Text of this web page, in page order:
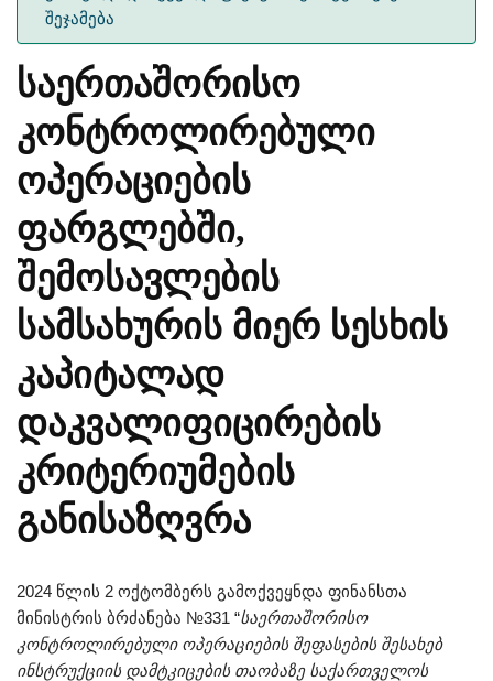
შეჯამება
საერთაშორისო
კონტროლირებული
ოპერაციების
ფარგლებში,
შემოსავლების
სამსახურის მიერ სესხის
კაპიტალად
დაკვალიფიცირების
კრიტერიუმების
განისაზღვრა
2024 წლის 2 ოქტომბერს გამოქვეყნდა ფინანსთა
მინისტრის ბრძანება №331 “საერთაშორისო
კონტროლირებული ოპერაციების შეფასების შესახებ
ინსტრუქციის დამტკიცების თაობაზე საქართველოს